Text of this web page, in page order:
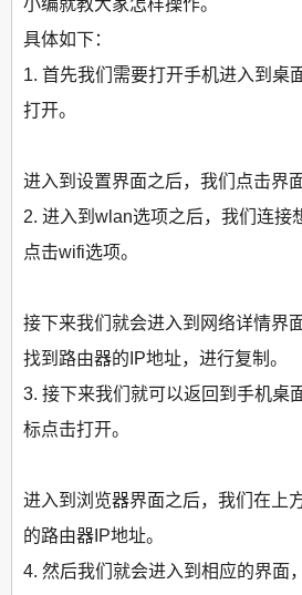
具体如下：
1. 首先我们需要打开手机进入到桌
打开。
进入到设置界面之后，我们点击界
2. 进入到wlan选项之后，我们连接
点击wifi选项。
接下来我们就会进入到网络详情界
找到路由器的IP地址，进行复制。
3. 接下来我们就可以返回到手机桌
标点击打开。
进入到浏览器界面之后，我们在上
的路由器IP地址。
4. 然后我们就会进入到相应的界面